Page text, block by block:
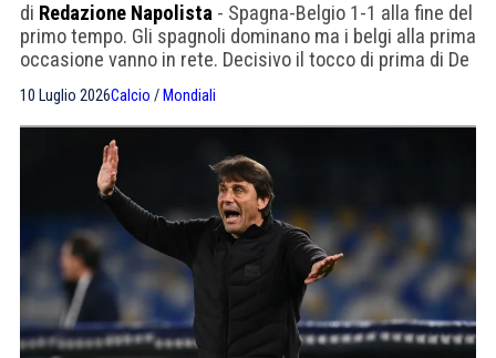
di Redazione Napolista - Spagna-Belgio 1-1 alla fine del
primo tempo. Gli spagnoli dominano ma i belgi alla prima
occasione vanno in rete. Decisivo il tocco di prima di De
10 Luglio 2026Calcio / Mondiali